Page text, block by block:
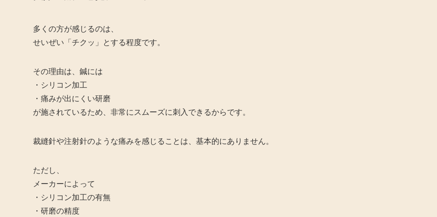
多くの方が感じるのは、
せいぜい「チクッ」とする程度です。
その理由は、鍼には
・シリコン加工
・痛みが出にくい研磨
が施されているため、非常にスムーズに刺入できるからです。
裁縫針や注射針のような痛みを感じることは、基本的にありません。
ただし、
メーカーによって
・シリコン加工の有無
・研磨の精度